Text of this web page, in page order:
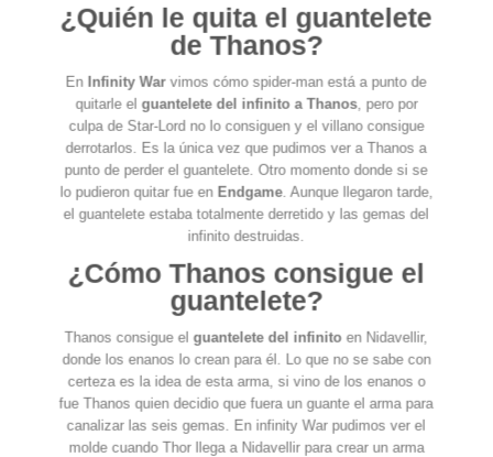
¿Quién le quita el guantelete
de Thanos?
En Infinity War vimos cómo spider-man está a punto de
quitarle el guantelete del infinito a Thanos, pero por
culpa de Star-Lord no lo consiguen y el villano consigue
derrotarlos. Es la única vez que pudimos ver a Thanos a
punto de perder el guantelete. Otro momento donde si se
lo pudieron quitar fue enEndgame. Aunque llegaron tarde,
el guantelete estaba totalmente derretido y las gemas del
infinito destruidas.
¿Cómo Thanos consigue el
guantelete?
Thanos consigue el guantelete del infinito en Nidavellir,
donde los enanos lo crean para él. Lo que no se sabe con
certeza es la idea de esta arma, si vino de los enanos o
fue Thanos quien decidio que fuera un guante el arma para
canalizar las seis gemas. En infinity War pudimos ver el
molde cuando Thor llega a Nidavellir para crear un arma